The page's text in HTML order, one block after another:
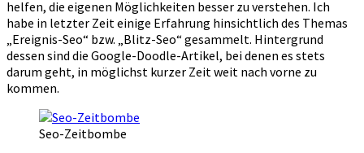
helfen, die eigenen Möglichkeiten besser zu verstehen. Ich
habe in letzter Zeit einige Erfahrung hinsichtlich des Themas
„Ereignis-Seo“ bzw. „Blitz-Seo“ gesammelt. Hintergrund
dessen sind die Google-Doodle-Artikel, bei denen es stets
darum geht, in möglichst kurzer Zeit weit nach vorne zu
kommen.
Seo-Zeitbombe